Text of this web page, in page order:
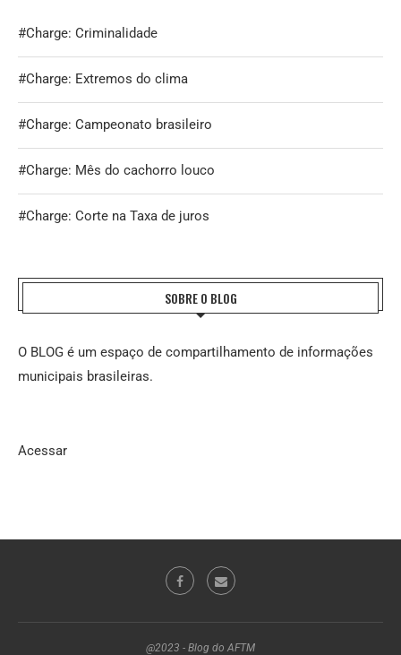
#Charge: Criminalidade
#Charge: Extremos do clima
#Charge: Campeonato brasileiro
#Charge: Mês do cachorro louco
#Charge: Corte na Taxa de juros
SOBRE O BLOG
O BLOG é um espaço de compartilhamento de informações
municipais brasileiras.
Acessar
@2023 - Blog do AFTM